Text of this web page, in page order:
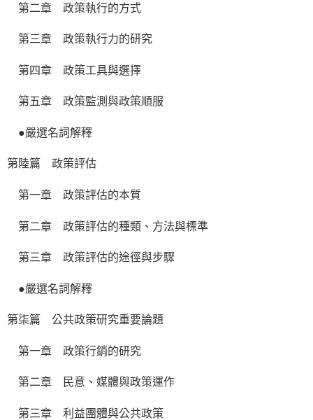
第二章 政策執行的方式
第三章 政策執行力的研究
第四章 政策工具與選擇
第五章 政策監測與政策順服
●嚴選名詞解釋
第陸篇 政策評估
第一章 政策評估的本質
第二章 政策評估的種類、方法與標準
第三章 政策評估的途徑與步驟
●嚴選名詞解釋
第柒篇 公共政策研究重要論題
第一章 政策行銷的研究
第二章 民意、媒體與政策運作
第三章 利益團體與公共政策